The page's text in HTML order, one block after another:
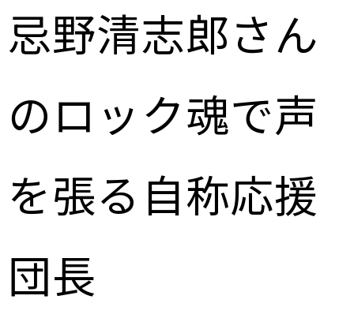
忌野清志郎さん
のロック魂で声
を張る自称応援
団長